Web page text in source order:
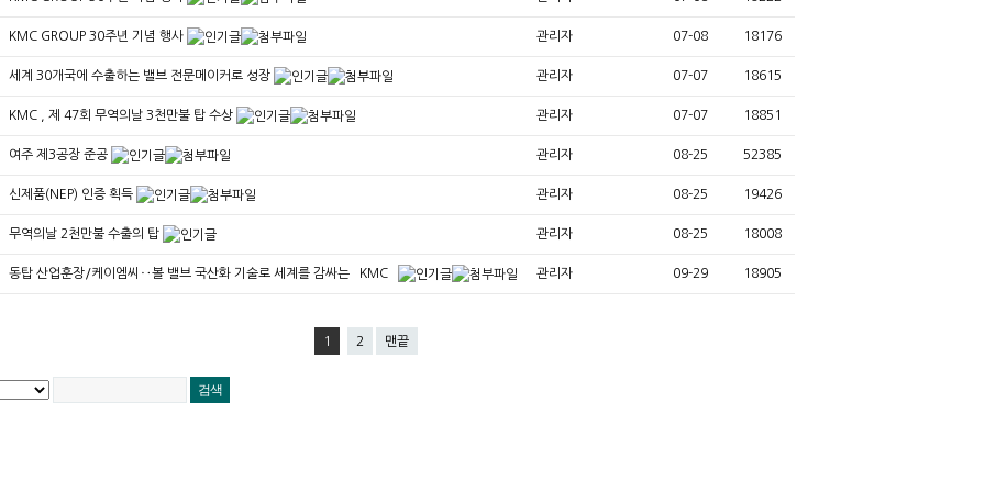
KMC GROUP 30주년 기념 행사 관리자 07-08 18176
세계 30개국에 수출하는 밸브 전문메이커로 성장 관리자 07-07 18615
KMC , 제 47회 무역의날 3천만불 탑 수상 관리자 07-07 18851
여주 제3공장 준공 관리자 08-25 52385
신제품(NEP) 인증 획득 관리자 08-25 19426
무역의날 2천만불 수출의 탑 관리자 08-25 18008
동탑 산업훈장/케이엠씨‥볼 밸브 국산화 기술로 세계를 감싸는 `KMC` 관리자 09-29 18905
1 2 맨끝